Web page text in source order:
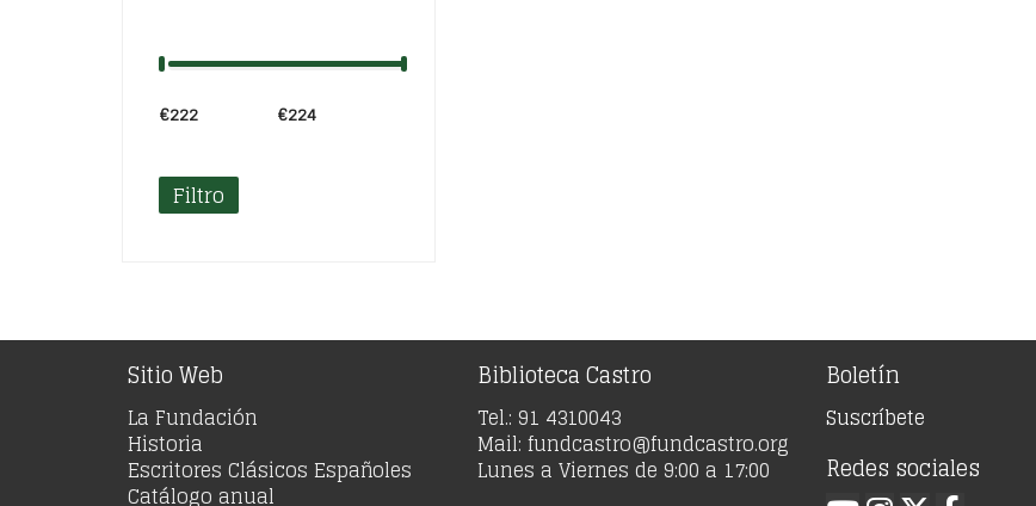
€222 €224
Filtro
Sitio Web
La Fundación
Historia
Escritores Clásicos Españoles
Catálogo anual
Biblioteca Castro
Tel.: 91 4310043
Mail: fundcastro@fundcastro.org
Lunes a Viernes de 9:00 a 17:00
Boletín
Suscríbete
Redes sociales